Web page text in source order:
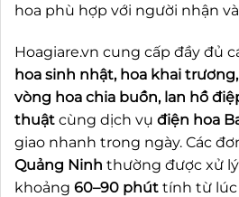
hoa phù hợp với người nhận
Hoagiare.vn cung cấp đầy đủ
hoa sinh nhật, hoa khai
vòng hoa chia buồn, lan hồ
thuật cùng dịch vụ điện hoa
giao nhanh trong ngày. Các
Quảng Ninh thường được xử
khoảng 60–90 phút tính từ